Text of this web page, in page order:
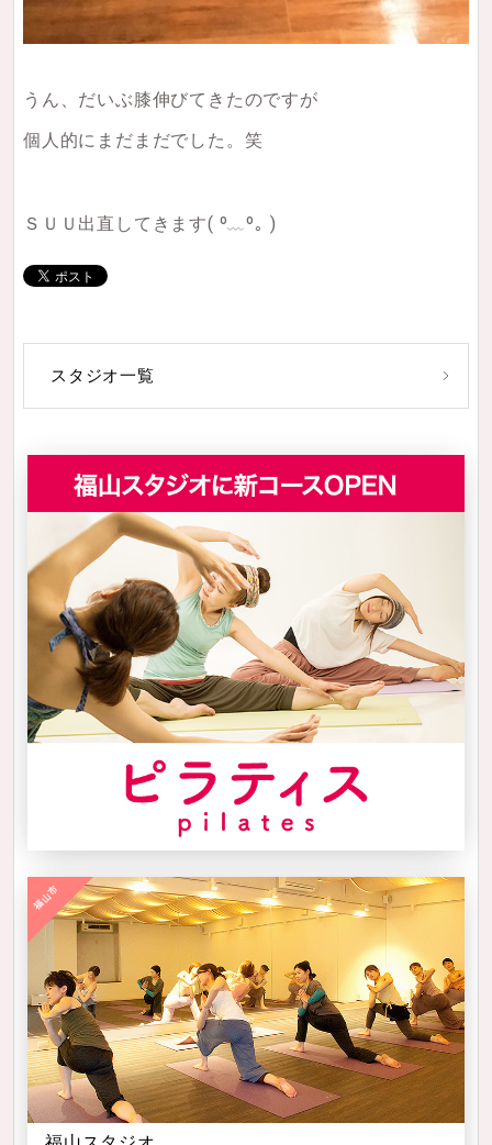
うん、だいぶ膝伸びてきたのですが
個人的にまだまだでした。笑
ＳＵＵ出直してきます( º﹏º｡ )
スタジオ一覧